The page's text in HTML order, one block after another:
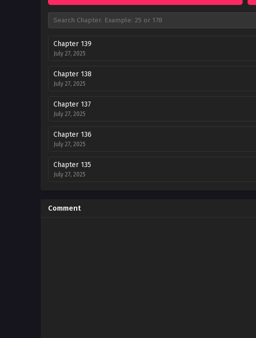
Chapter 139
July 27, 2025
Chapter 138
July 27, 2025
Chapter 137
July 27, 2025
Chapter 136
July 27, 2025
Chapter 135
July 27, 2025
July 27, 2025
Comment